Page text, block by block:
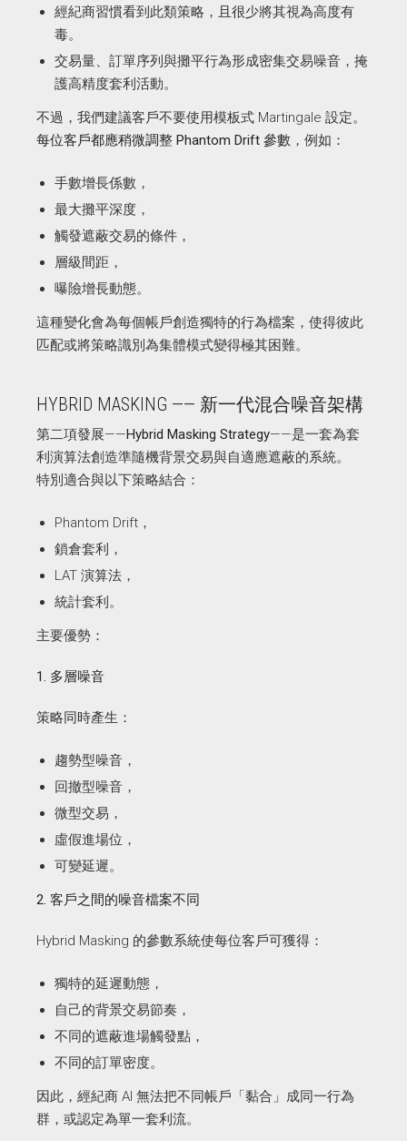
經紀商習慣看到此類策略，且很少將其視為高度有
毒。
交易量、訂單序列與攤平行為形成密集交易噪音，掩
護高精度套利活動。
不過，我們建議客戶不要使用模板式 Martingale 設定。
每位客戶都應稍微調整 Phantom Drift 參數 ，例如：
手數增長係數，
最大攤平深度，
觸發遮蔽交易的條件，
層級間距，
曝險增長動態。
這種變化會為每個帳戶創造獨特的行為檔案，使得彼此
匹配或將策略識別為集體模式變得極其困難。
HYBRID MASKING —— 新一代混合噪音架構
第二項發展——Hybrid Masking Strategy——是一套為套
利演算法創造準隨機背景交易與自適應遮蔽的系統。
特別適合與以下策略結合：
Phantom Drift，
鎖倉套利，
LAT 演算法，
統計套利。
主要優勢：
1. 多層噪音
策略同時產生：
趨勢型噪音，
回撤型噪音，
微型交易，
虛假進場位，
可變延遲。
2. 客戶之間的噪音檔案不同
Hybrid Masking 的參數系統使每位客戶可獲得：
獨特的延遲動態，
自己的背景交易節奏，
不同的遮蔽進場觸發點，
不同的訂單密度。
因此，經紀商 AI 無法把不同帳戶「黏合」成同一行為
群，或認定為單一套利流。